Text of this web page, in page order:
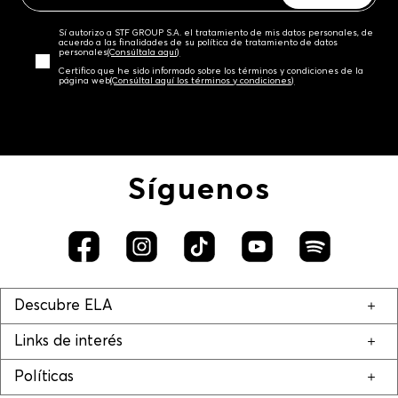
Sí autorizo a STF GROUP S.A. el tratamiento de mis datos personales, de
acuerdo a las finalidades de su política de tratamiento de datos
personales‎(Consúltala aquí)
Certifico que he sido informado sobre los términos y condiciones de la
página web‎(Consúltal aquí los términos y condiciones)
Síguenos
Descubre ELA
Links de interés
Políticas